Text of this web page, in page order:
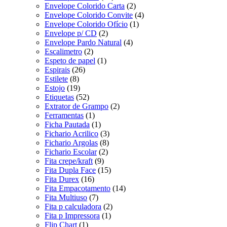
Envelope Colorido Carta (2)
Envelope Colorido Convite (4)
Envelope Colorido Ofício (1)
Envelope p/ CD (2)
Envelope Pardo Natural (4)
Escalimetro (2)
Espeto de papel (1)
Espirais (26)
Estilete (8)
Estojo (19)
Etiquetas (52)
Extrator de Grampo (2)
Ferramentas (1)
Ficha Pautada (1)
Fichario Acrilico (3)
Fichario Argolas (8)
Fichario Escolar (2)
Fita crepe/kraft (9)
Fita Dupla Face (15)
Fita Durex (16)
Fita Empacotamento (14)
Fita Multiuso (7)
Fita p calculadora (2)
Fita p Impressora (1)
Flip Chart (1)